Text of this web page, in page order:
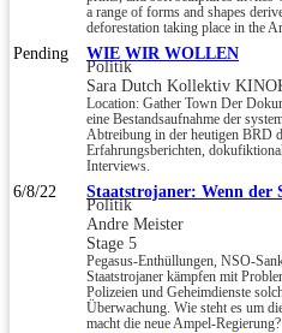
a range of forms and shapes
deforestation taking place in the
Pending WIE WIR WOLLEN
Politik
Sara Dutch Kollektiv
Location: Gather Town Der
eine Bestandsaufnahme der
Abtreibung in der heutigen BRD
Erfahrungsberichten,
Interviews.
6/8/22 Staatstrojaner: Wenn der
Politik
Andre Meister
Stage 5
Pegasus-Enthüllungen, NSO-
Staatstrojaner kämpfen mit
Polizeien und Geheimdienste
Überwachung. Wie steht es um
macht die neue Ampel-Regierung?